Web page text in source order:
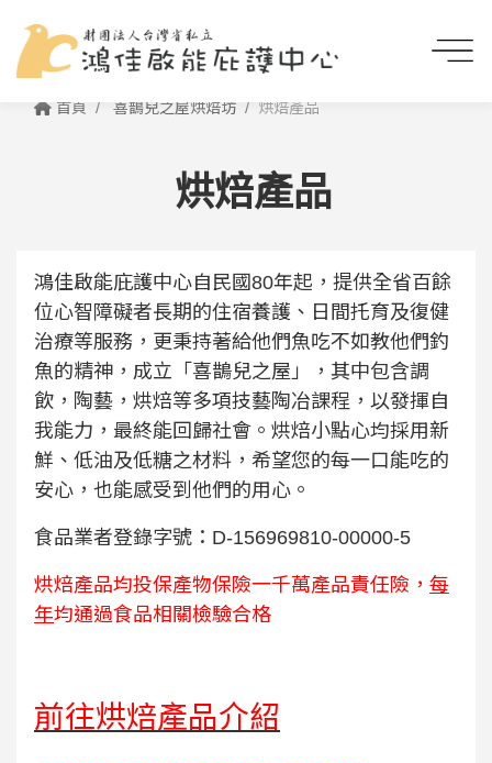
首頁 喜鵲兒之屋烘焙坊 烘焙產品
烘焙產品
鴻佳啟能庇護中心自民國80年起，提供全省百餘
位心智障礙者長期的住宿養護、日間托育及復健
治療等服務，更秉持著給他們魚吃不如教他們釣
魚的精神，成立「喜鵲兒之屋」，其中包含調
飲，陶藝，烘焙等多項技藝陶冶課程，以發揮自
我能力，最終能回歸社會。烘焙小點心均採用新
鮮、低油及低糖之材料，希望您的每一口能吃的
安心，也能感受到他們的用心。
食品業者登錄字號：D-156969810-00000-5
烘焙產品均投保產物保險一千萬產品責任險， 每
年均通過食品相關檢驗合格
前往烘焙產品介紹